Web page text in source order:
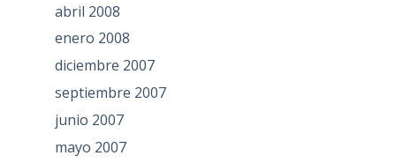
abril 2008
enero 2008
diciembre 2007
septiembre 2007
junio 2007
mayo 2007